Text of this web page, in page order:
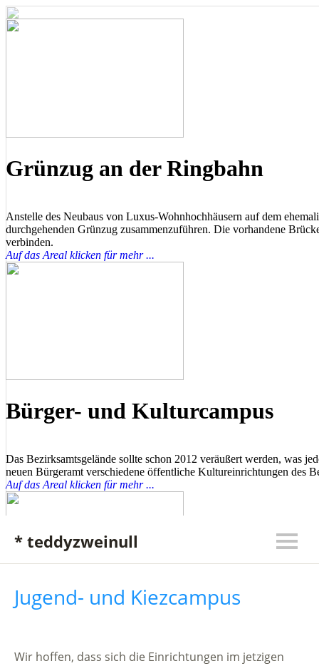
* teddyzweinull
Jugend- und Kiezcampus
Wir hoffen, dass sich die Einrichtungen im jetzigen